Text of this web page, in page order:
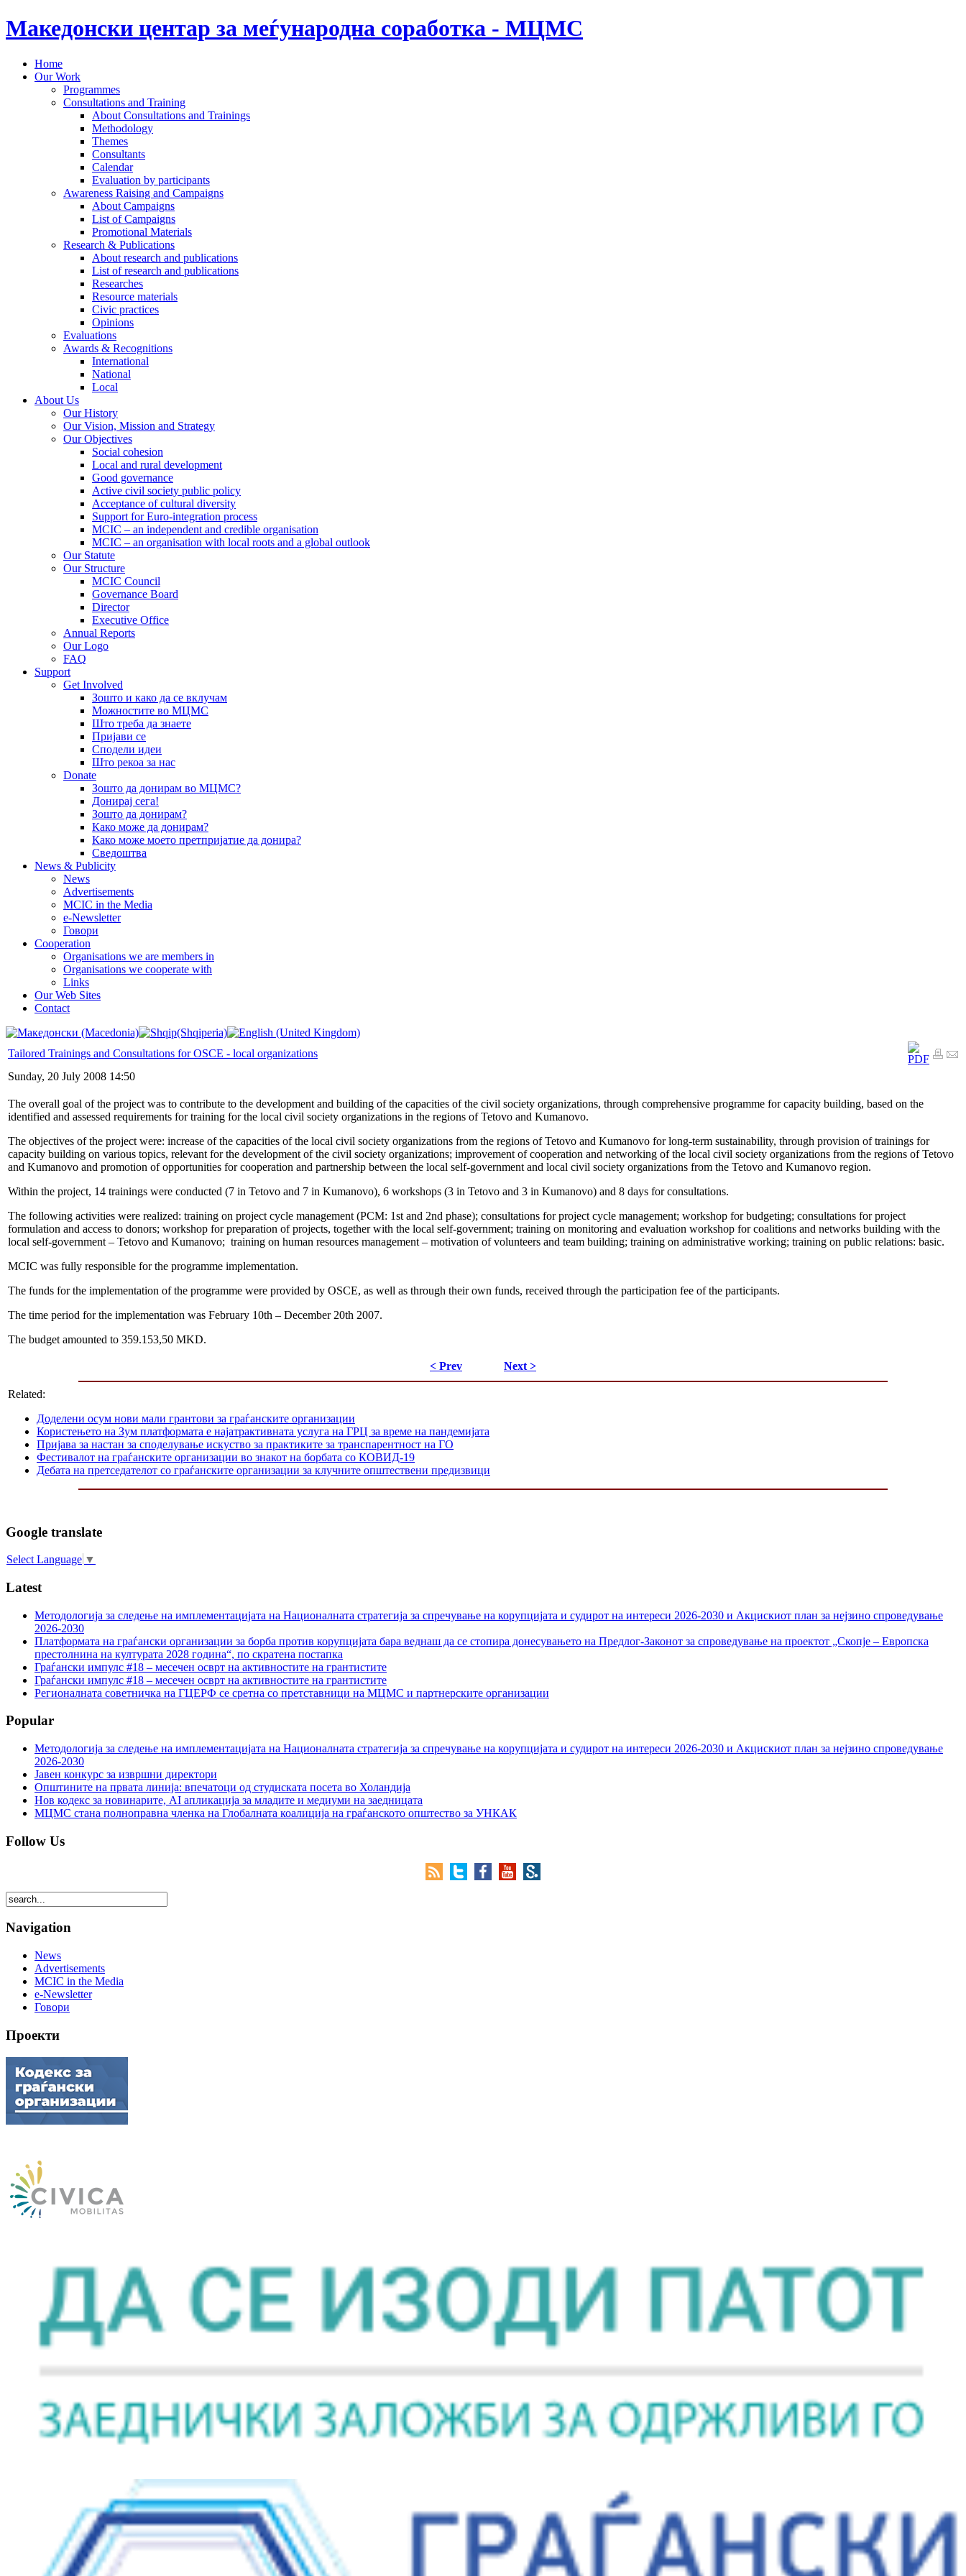
Македонски центар за меѓународна соработка - МЦМС
Home
Our Work
Programmes
Consultations and Training
About Consultations and Trainings
Methodology
Themes
Consultants
Calendar
Evaluation by participants
Awareness Raising and Campaigns
About Campaigns
List of Campaigns
Promotional Materials
Research & Publications
About research and publications
List of research and publications
Researches
Resource materials
Civic practices
Opinions
Evaluations
Awards & Recognitions
International
National
Local
About Us
Our History
Our Vision, Mission and Strategy
Our Objectives
Social cohesion
Local and rural development
Good governance
Active civil society public policy
Acceptance of cultural diversity
Support for Euro-integration process
MCIC – an independent and credible organisation
MCIC – an organisation with local roots and a global outlook
Our Statute
Our Structure
MCIC Council
Governance Board
Director
Executive Office
Annual Reports
Our Logo
FAQ
Support
Get Involved
Зошто и како да се вклучам
Можностите во МЦМС
Што треба да знаете
Пријави се
Сподели идеи
Што рекоа за нас
Donate
Зошто да донирам во МЦМС?
Донирај сега!
Зошто да донирам?
Како може да донирам?
Како може моето претпријатие да донира?
Сведоштва
News & Publicity
News
Advertisements
MCIC in the Media
e-Newsletter
Говори
Cooperation
Organisations we are members in
Organisations we cooperate with
Links
Our Web Sites
Contact
Tailored Trainings and Consultations for OSCE - local organizations
Sunday, 20 July 2008 14:50
The overall goal of the project was to contribute to the development and building of the capacities of the civil society organizations, through comprehensive programme for capacity building, based on the
identified and assessed requirements for training for the local civil society organizations in the regions of Tetovo and Kumanovo.
The objectives of the project were: increase of the capacities of the local civil society organizations from the regions of Tetovo and Kumanovo for long-term sustainability, through provision of trainings for
capacity building on various topics, relevant for the development of the civil society organizations; improvement of cooperation and networking of the local civil society organizations from the regions of Tetovo
and Kumanovo and promotion of opportunities for cooperation and partnership between the local self-government and local civil society organizations from the Tetovo and Kumanovo region.
Within the project, 14 trainings were conducted (7 in Tetovo and 7 in Kumanovo), 6 workshops (3 in Tetovo and 3 in Kumanovo) and 8 days for consultations.
The following activities were realized: training on project cycle management (PCM: 1st and 2nd phase); consultations for project cycle management; workshop for budgeting; consultations for project
formulation and access to donors; workshop for preparation of projects, together with the local self-government; training on monitoring and evaluation workshop for coalitions and networks building with the
local self-government – Tetovo and Kumanovo; training on human resources management – motivation of volunteers and team building; training on administrative working; training on public relations: basic.
MCIC was fully responsible for the programme implementation.
The funds for the implementation of the programme were provided by OSCE, as well as through their own funds, received through the participation fee of the participants.
The time period for the implementation was February 10th – December 20th 2007.
The budget amounted to 359.153,50 MKD.
< Prev Next >
Related:
Доделени осум нови мали грантови за граѓанските организации
Користењето на Зум платформата е најатрактивната услуга на ГРЦ за време на пандемијата
Пријава за настан за споделување искуство за практиките за транспарентност на ГО
Фестивалот на граѓанските организации во знакот на борбата со КОВИД-19
Дебата на претседателот со граѓанските организации за клучните општествени предизвици
Google translate
Select Language ▼
Latest
Методологија за следење на имплементацијата на Националната стратегија за спречување на корупцијата и судирот на интереси 2026-2030 и Акцискиот план за нејзино спроведување
2026-2030
Платформата на граѓански организации за борба против корупцијата бара веднаш да се стопира донесувањето на Предлог-Законот за спроведување на проектот „Скопје – Европска
престолнина на културата 2028 година“, по скратена постапка
Граѓански импулс #18 – месечен осврт на активностите на грантистите
Граѓански импулс #18 – месечен осврт на активностите на грантистите
Регионалната советничка на ГЦЕРФ се сретна со претставници на МЦМС и партнерските организации
Popular
Методологија за следење на имплементацијата на Националната стратегија за спречување на корупцијата и судирот на интереси 2026-2030 и Акцискиот план за нејзино спроведување
2026-2030
Јавен конкурс за извршни директори
Општините на првата линија: впечатоци од студиската посета во Холандија
Нов кодекс за новинарите, AI апликација за младите и медиуми на заедницата
МЦМС стана полноправна членка на Глобалната коалиција на граѓанското општество за УНКАК
Follow Us
Navigation
News
Advertisements
MCIC in the Media
e-Newsletter
Говори
Проекти